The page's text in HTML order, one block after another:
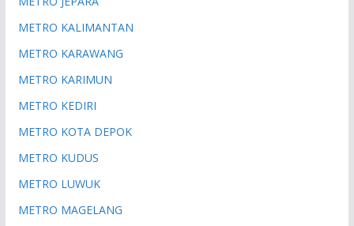
METRO KALIMANTAN
METRO KARAWANG
METRO KARIMUN
METRO KEDIRI
METRO KOTA DEPOK
METRO KUDUS
METRO LUWUK
METRO MAGELANG